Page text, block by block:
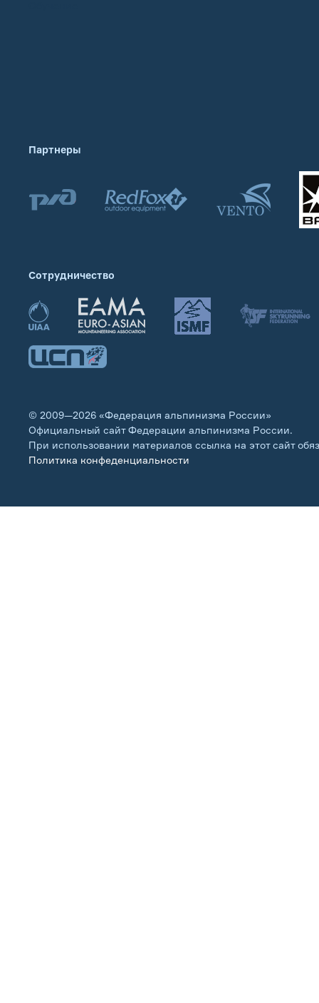
Партнеры
Сотрудничество
© 2009—2026 «Федерация альпинизма России»
Официальный сайт Федерации альпинизма России.
При использовании материалов ссылка на этот сайт
Политика конфеденциальности